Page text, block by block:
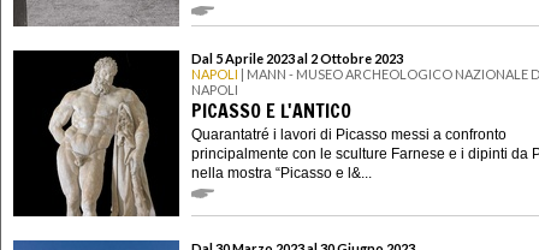
Dal 5 Aprile 2023 al 2 Ottobre 2023
NAPOLI | MANN - MUSEO ARCHEOLOGICO NAZIONALE
NAPOLI
PICASSO E L'ANTICO
Quarantatré i lavori di Picasso messi a confronto
principalmente con le sculture Farnese e i dipinti da
nella mostra “Picasso e l&...